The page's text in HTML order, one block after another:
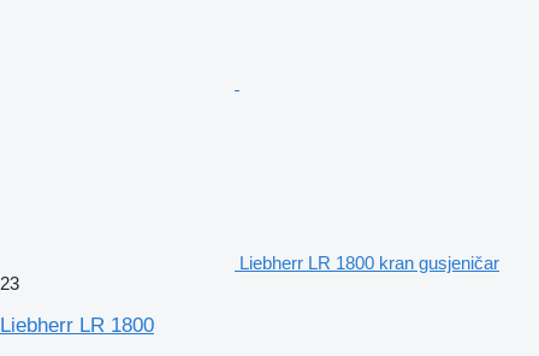
Liebherr LR 1800 kran gusjeničar
23
Liebherr LR 1800